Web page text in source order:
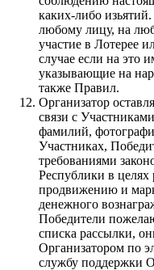
каких-либо
любому лицу, на
участие в Лотерее
случае если на это
указывающие на
также Правил.
Организатор
связи с
фамилий,
Участниках,
требованиями
Республики в
продвижению и
денежного
Победители
списка рассылки,
Организатором по
службу поддержки